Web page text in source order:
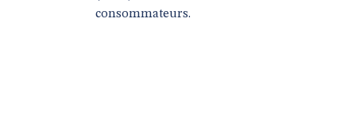
consommateurs.